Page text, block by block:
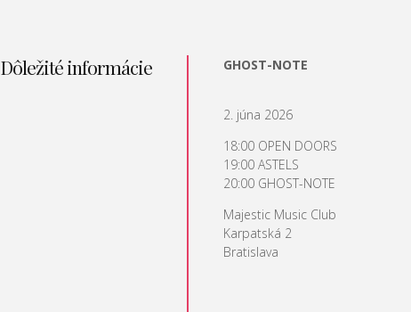
Dôležité informácie GHOST-NOTE
2. júna 2026
18:00 OPEN DOORS
19:00 ASTELS
20:00 GHOST-NOTE
Majestic Music Club
Karpatská 2
Bratislava